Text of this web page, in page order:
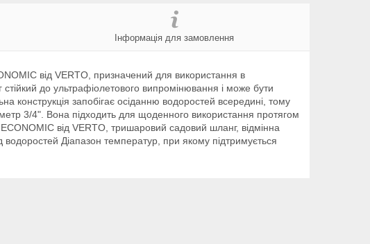
Інформація для замовлення
від VERTO, призначений для використання в
до ультрафіолетового випромінювання і може бути
запобігає осіданню водоростей всередині, тому
3/4". Вона підходить для щоденного використання протягом
від VERTO, тришаровий садовий шланг, відмінна
водоростей Діапазон температур, при якому підтримується